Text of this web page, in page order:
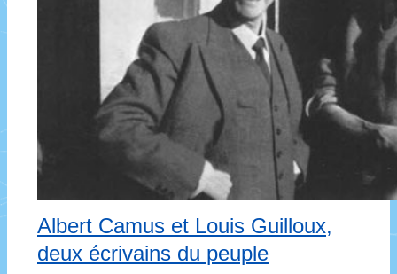
Albert Camus et Louis Guilloux,
deux écrivains du peuple